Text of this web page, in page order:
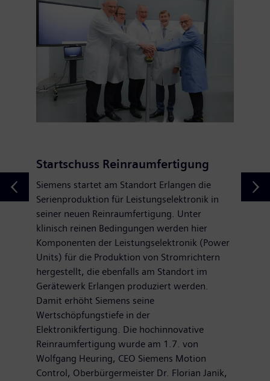
Startschuss Reinraumfertigung
Siemens startet am Standort Erlangen die
Serienproduktion für Leistungselektronik in
seiner neuen Reinraumfertigung. Unter
klinisch reinen Bedingungen werden hier
Komponenten der Leistungselektronik (Power
Units) für die Produktion von Stromrichtern
hergestellt, die ebenfalls am Standort im
Gerätewerk Erlangen produziert werden.
Damit erhöht Siemens seine
Wertschöpfungstiefe in der
Elektronikfertigung. Die hochinnovative
Reinraumfertigung wurde am 1.7. von
Wolfgang Heuring, CEO Siemens Motion
Control, Oberbürgermeister Dr. Florian Janik,